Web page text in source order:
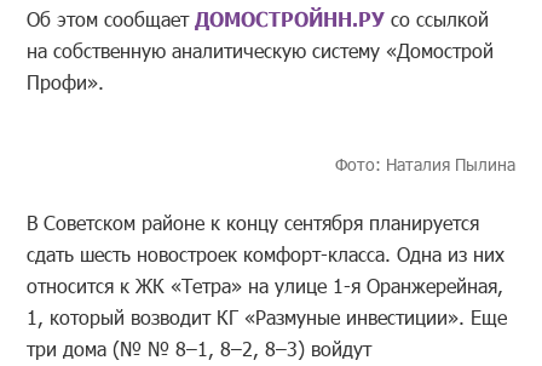
Об этом сообщает ДОМОСТРОЙНН.РУ со ссылкой
на собственную аналитическую систему «Домострой
Профи».
Фото: Наталия Пылина
В Советском районе к концу сентября планируется
сдать шесть новостроек комфорт-класса. Одна из них
относится к ЖК «Тетра» на улице 1-я Оранжерейная,
1, который возводит КГ «Размуные инвестиции». Еще
три дома (№ № 8–1, 8–2, 8–3) войдут